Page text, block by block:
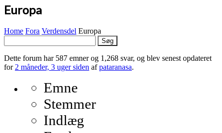
Europa
Home Fora Verdensdel Europa
efter:
Dette forum har 587 emner og 1,268 svar, og blev senest opdateret
for 2 måneder, 3 uger siden afpataranasa.
Emne
Stemmer
Indlæg